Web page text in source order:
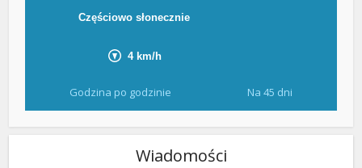
Godzina po godzinie Na 45 dni
Wiadomości